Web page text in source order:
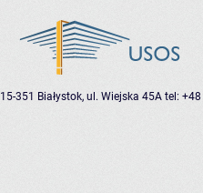
15-351 Białystok, ul. Wiejska 45A tel: